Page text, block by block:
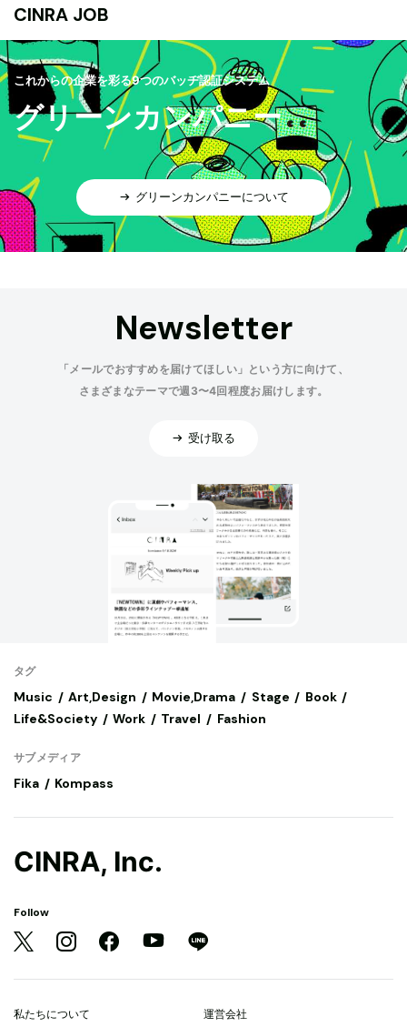
CINRA JOB
これからの企業を彩る9つのバッヂ認証システム
グリーンカンパニー
グリーンカンパニーについて
Newsletter
「メールでおすすめを届けてほしい」という方に向けて、
さまざまなテーマで週3〜4回程度お届けします。
受け取る
タグ
Music Art,Design Movie,Drama Stage
Book
Life&Society
Work Travel Fashion
サブメディア
Fika Kompass
CINRA, Inc.
Follow
私たちについて 運営会社